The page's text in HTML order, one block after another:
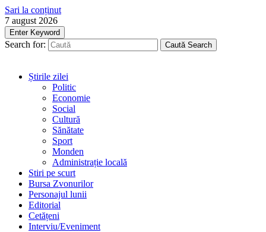
Sari la conținut
7 august 2026
Enter Keyword
Search for: Caută Search
Știrile zilei
Politic
Economie
Social
Cultură
Sănătate
Sport
Monden
Administrație locală
Stiri pe scurt
Bursa Zvonurilor
Personajul lunii
Editorial
Cetățeni
Interviu/Eveniment